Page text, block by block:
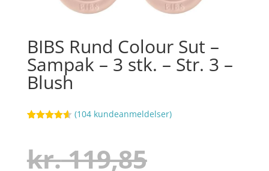
BIBS Rund Colour Sut –
Sampak – 3 stk. – Str. 3 –
Blush
baseret på
kundebedø
mmelser
(104 kundeanmeldelser)
kr.119,85